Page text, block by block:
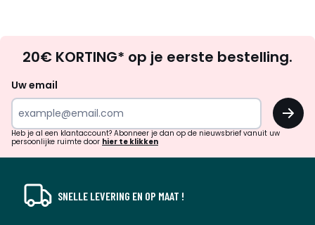
zoek
inspiratie
verrassingen?
20€ KORTING* op je eerste bestelling.
Uw email
OK
Heb je al een klantaccount? Abonneer je dan op de nieuwsbrief vanuit uw
persoonlijke ruimte door hier te klikken
SNELLE LEVERING EN OP MAAT !